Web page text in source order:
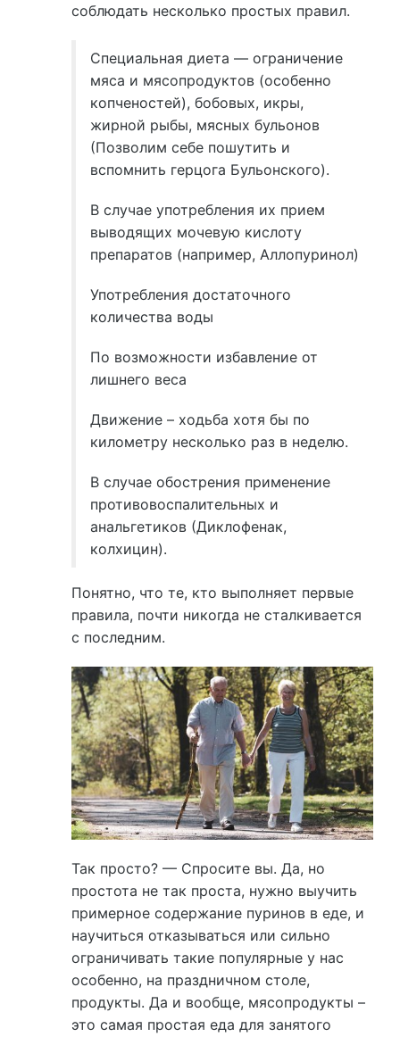
соблюдать несколько простых правил.
Специальная диета — ограничение
мяса и мясопродуктов (особенно
копченостей), бобовых, икры,
жирной рыбы, мясных бульонов
(Позволим себе пошутить и
вспомнить герцога Бульонского).
В случае употребления их прием
выводящих мочевую кислоту
препаратов (например, Аллопуринол)
Употребления достаточного
количества воды
По возможности избавление от
лишнего веса
Движение – ходьба хотя бы по
километру несколько раз в неделю.
В случае обострения применение
противовоспалительных и
анальгетиков (Диклофенак,
колхицин).
Понятно, что те, кто выполняет первые
правила, почти никогда не сталкивается
с последним.
Так просто? — Спросите вы. Да, но
простота не так проста, нужно выучить
примерное содержание пуринов в еде, и
научиться отказываться или сильно
ограничивать такие популярные у нас
особенно, на праздничном столе,
продукты. Да и вообще, мясопродукты –
это самая простая еда для занятого